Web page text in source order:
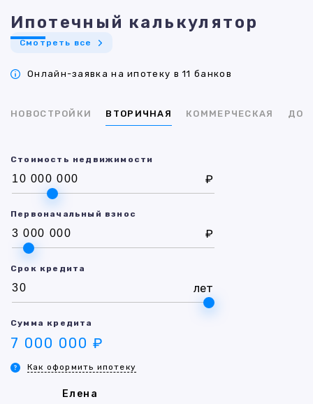
Ипотечный калькулятор
Смотреть все
Онлайн-заявка на ипотеку в 11 банков
НОВОСТРОЙКИ ВТОРИЧНАЯ КОММЕРЧЕСКАЯ ДОМ
Стоимость недвижимости
₽
Первоначальный взнос
₽
Срок кредита
лет
Сумма кредита
7 000 000 ₽
Как оформить ипотеку
Елена